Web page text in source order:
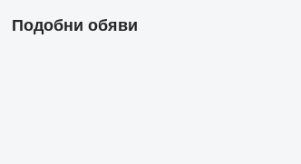
Подобни обяви